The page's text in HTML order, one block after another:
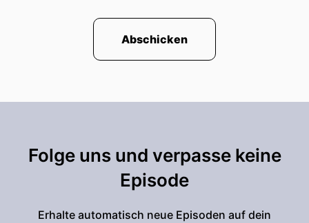
Abschicken
Folge uns und verpasse keine
Episode
Erhalte automatisch neue Episoden auf dein